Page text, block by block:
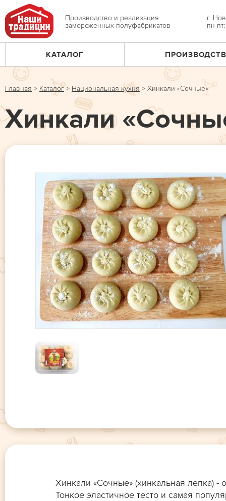
Jump
to
navigation
Производство и реализация
замороженных полуфабрикатов
г.
пн-
Главное
меню
КАТАЛОГ
Вы
здесь
Главная > Каталог> Национальная кухня > Хинкали «Сочные»
Хинкали
Хинкали «Сочные» (хинкальная лепка) -
Тонкое эластичное тесто и самая